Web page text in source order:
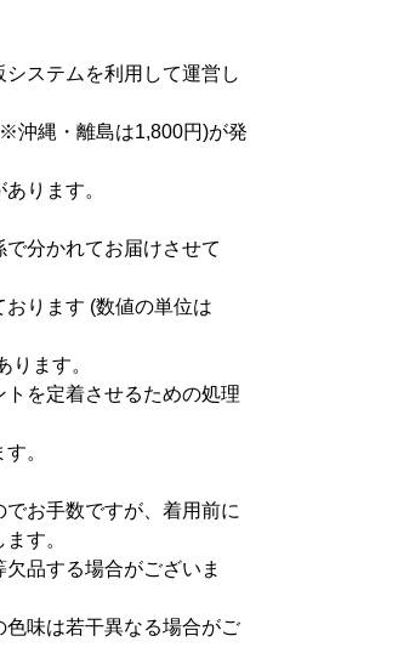
システムを利用して運営し
沖縄・離島は1,800円)が発
ります。
で分かれてお届けさせて
おります (数値の単位は
ます。
トを定着させるための処理
。
お手数ですが、着用前に
す。
品する場合がございま
色味は若干異なる場合がご